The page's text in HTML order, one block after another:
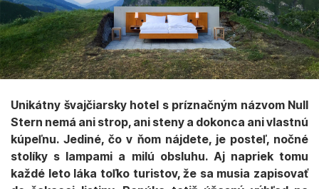
Unikátny švajčiarsky hotel s príznačným názvom Null
Stern nemá ani strop, ani steny a dokonca ani vlastnú
kúpeľnu. Jediné, čo v ňom nájdete, je posteľ, nočné
stolíky s lampami a milú obsluhu. Aj napriek tomu
každé leto láka toľko turistov, že sa musia zapisovať